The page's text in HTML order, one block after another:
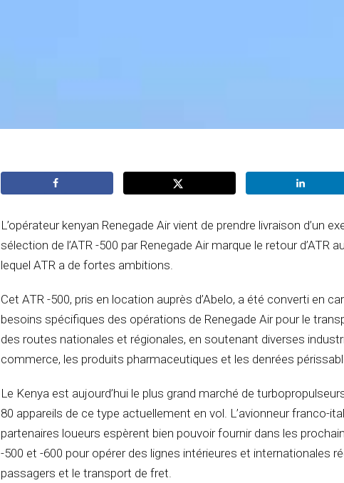
L’opérateur kenyan Renegade Air vient de prendre livraison d’un
sélection de l’ATR -500 par Renegade Air marque le retour d’ATR
lequel ATR a de fortes ambitions.
Cet ATR -500, pris en location auprès d’Abelo, a été converti en
besoins spécifiques des opérations de Renegade Air pour le
des routes nationales et régionales, en soutenant diverses
commerce, les produits pharmaceutiques et les denrées
Le Kenya est aujourd’hui le plus grand marché de
80 appareils de ce type actuellement en vol. L’avionneur franco-
partenaires loueurs espèrent bien pouvoir fournir dans les
-500 et -600 pour opérer des lignes intérieures et internationales
passagers et le transport de fret.